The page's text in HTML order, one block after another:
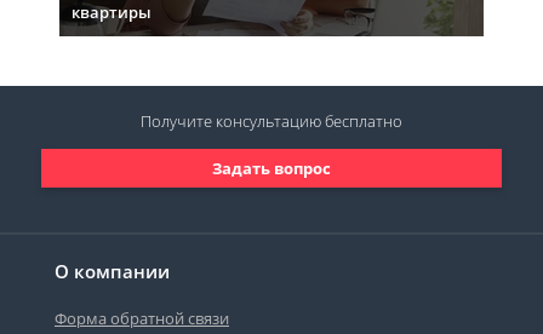
квартиры
О компании
Форма обратной связи
Задать вопрос
Получите консультациюбесплатно